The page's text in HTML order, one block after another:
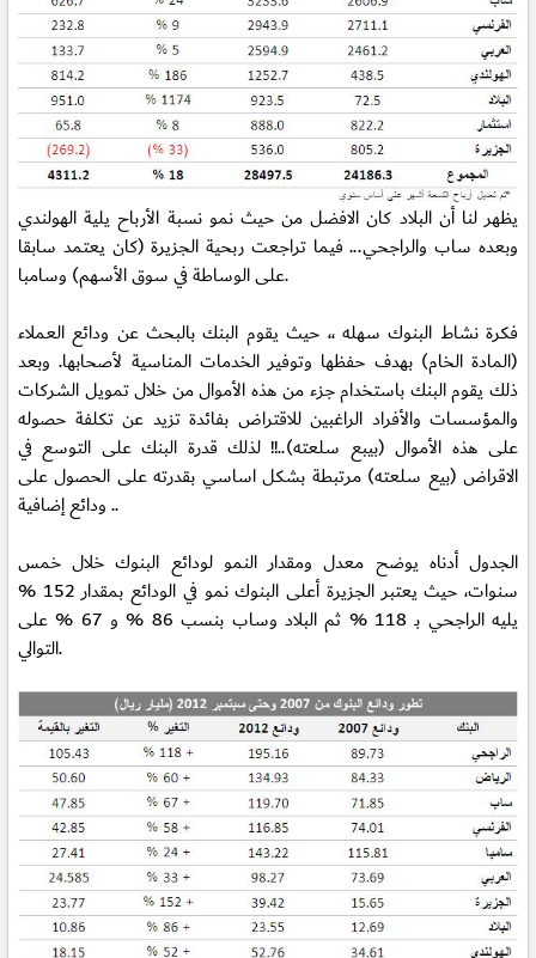
يظهر لنا أن البلاد كان الافضل من حيث نمو نسبة الأرباح يلية الهولندي
وبعده ساب والراجحي... فيما تراجعت ربحية الجزيرة (كان يعتمد سابقا
على الوساطة في سوق الأسهم) وسامبا.
فكرة نشاط البنوك سهله ،، حيث يقوم البنك بالبحث عن ودائع العملاء
(المادة الخام) بهدف حفظها وتوفير الخدمات المناسية لأصحابها. وبعد
ذلك يقوم البنك باستخدام جزء من هذه الأموال من خلال تمويل الشركات
والمؤسسات والأفراد الراغبين للاقتراض بفائدة تزيد عن تكلفة حصوله
على هذه الأموال (بيبع سلعته)..!! لذلك قدرة البنك على التوسع في
الاقراض (بيع سلعته) مرتبطة بشكل اساسي بقدرته على الحصول على
ودائع إضافية ..
الجدول أدناه يوضح معدل ومقدار النمو لودائع البنوك خلال خمس
سنوات، حيث يعتبر الجزيرة أعلى البنوك نمو في الودائع بمقدار 152 %
يليه الراجحي بـ 118 % ثم البلاد وساب بنسب 86 % و 67 % على
التوالي.